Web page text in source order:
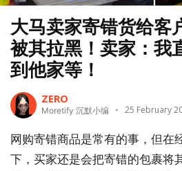
大马卖家寄错货给客
被其拉黑！卖家：我
到他家等！
ZERO
Moretify 沉默小编 25 February
网购寄错商品是常有的事，但在
下，买家还是会把寄错的包裹将